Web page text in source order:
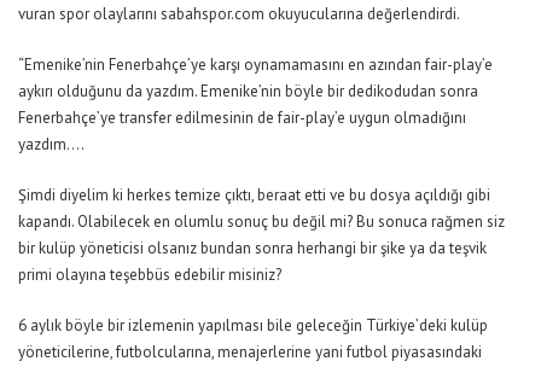
vuran spor olaylarını sabahspor.com okuyucularına değerlendirdi.
“Emenike’nin Fenerbahçe’ye karşı oynamamasını en azından fair-play’e
aykırı olduğunu da yazdım. Emenike’nin böyle bir dedikodudan sonra
Fenerbahçe’ye transfer edilmesinin de fair-play’e uygun olmadığını
yazdım….
Şimdi diyelim ki herkes temize çıktı, beraat etti ve bu dosya açıldığı gibi
kapandı. Olabilecek en olumlu sonuç bu değil mi? Bu sonuca rağmen siz
bir kulüp yöneticisi olsanız bundan sonra herhangi bir şike ya da teşvik
primi olayına teşebbüs edebilir misiniz?
6 aylık böyle bir izlemenin yapılması bile geleceğin Türkiye’deki kulüp
yöneticilerine, futbolcularına, menajerlerine yani futbol piyasasındaki